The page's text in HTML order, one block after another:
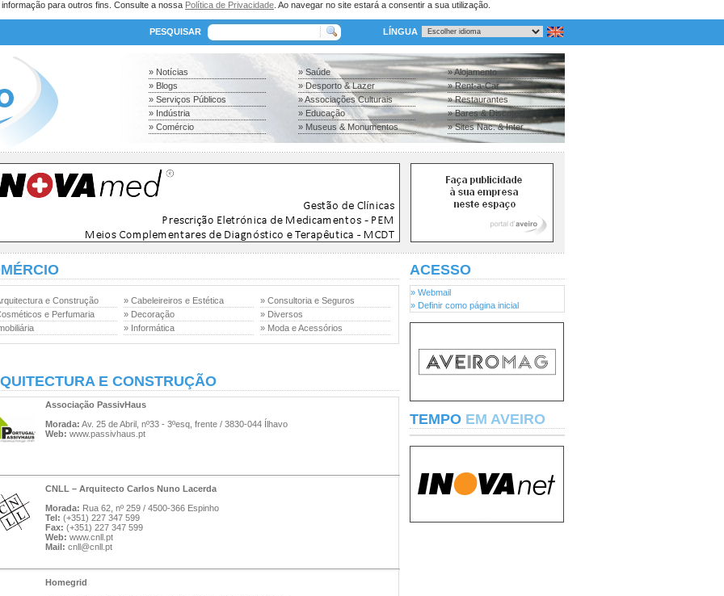
para outros fins. Consulte a nossa Política de Privacidade . Ao navegar no site estará a consentir a sua utilização.
PESQUISAR LÍNGUA
» Notícias
» Blogs
» Serviços Públicos
» Indústria
» Comércio
» Saúde
» Desporto & Lazer
» Associações Culturais
» Educação
» Museus & Monumentos
» Alojamento
» Rent-a-Car
» Restaurantes
» Bares & Discotecas
» Sites Nac. & Inter.
e Construção » Cabeleireiros e Estética
» Consultoria e Seguros
e Perfumaria
» Decoração
» Diversos
» Informática » Moda e Acessórios
E CONSTRUÇÃO
Associação PassivHaus
Morada: Av. 25 de Abril, nº33 - 3ºesq, frente / 3830-044 Ílhavo
Web: www.passivhaus.pt
CNLL – Arquitecto Carlos Nuno Lacerda
Morada: Rua 62, nº 259 / 4500-366 Espinho
Tel: (+351) 227 347 599
Fax: (+351) 227 347 599
Web: www.cnll.pt
Mail: cnll@cnll.pt
Homegrid
ACESSO
» Webmail
» Definir como página inicial
TEMPO EM AVEIRO